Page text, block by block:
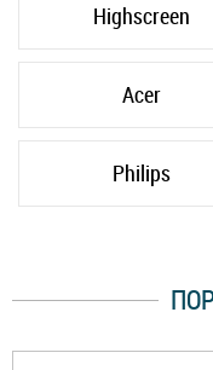
Highscreen
Acer
Philips